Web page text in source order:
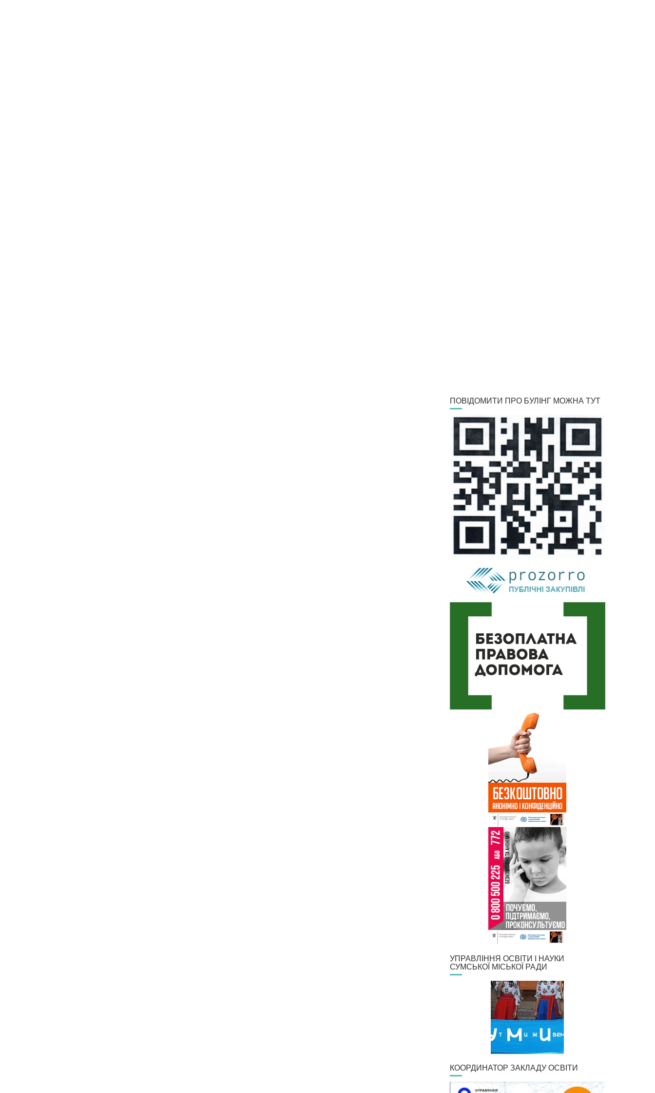
ПОВІДОМИТИ ПРО БУЛІНГ МОЖНА ТУТ
УПРАВЛІННЯ ОСВІТИ І НАУКИ
СУМСЬКОЇ МІСЬКОЇ РАДИ
КООРДИНАТОР ЗАКЛАДУ ОСВІТИ